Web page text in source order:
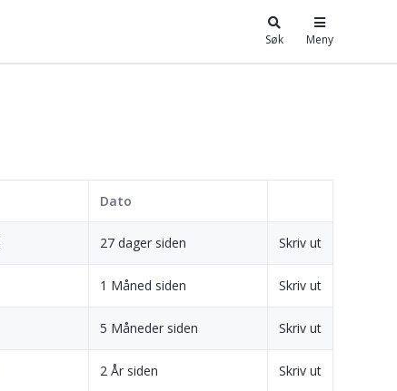
Søk Meny
Dato
27 dager siden Skriv ut
1 Måned siden Skriv ut
5 Måneder siden Skriv ut
2 År siden Skriv ut